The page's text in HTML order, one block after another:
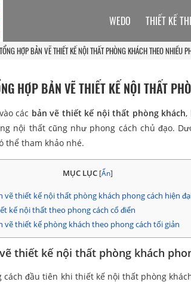
TỔNG HỢP BẢN VẼ THIẾT KẾ NỘI THẤT PHÒNG KHÁCH THEO NHIỀU
HỢP BẢN VẼ THIẾT KẾ NỘI THẤT
các bản vẽ thiết kế nội thất phòng khách,
nội thất cũng như phong cách chủ đạo.
thể tham khảo nhé.
MỤC LỤC [Ẩn]
vẽ thiết kế nội thất phòng khách phong cách hiện
kế nội thất theo phong cách cổ điển
vẽ thiết kế phòng khách theo phong cách tối giản
thiết kế nội thất phòng khách
cách đầu tiên khi thiết kế nội thất phòng
WEDO THIẾT KẾ